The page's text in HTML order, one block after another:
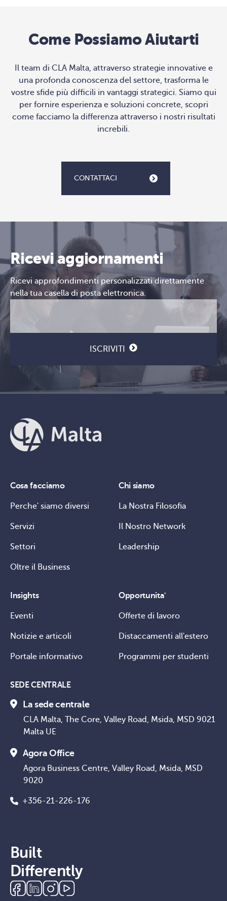
Come Possiamo Aiutarti
Il team di CLA Malta, attraverso strategie innovative e
una profonda conoscenza del settore, trasforma le
vostre sfide più difficili in vantaggi strategici. Siamo qui
per fornire esperienza e soluzioni concrete, scopri
come facciamo la differenza attraverso i nostri risultati
increbili.
CONTATTACI
Ricevi aggiornamenti
Ricevi approfondimenti personalizzati direttamente
nella tua casella di posta elettronica.
ISCRIVITI
Cosa facciamo
Perche' siamo diversi
Servizi
Settori
Oltre il Business
Chi siamo
La Nostra Filosofia
Il Nostro Network
Leadership
Insights
Eventi
Notizie e articoli
Portale informativo
Opportunita'
Offerte di lavoro
Distaccamenti all'estero
Programmi per studenti
SEDE CENTRALE
La sede centrale
CLA Malta, The Core, Valley Road, Msida, MSD 9021
Malta UE
Agora Office
Agora Business Centre, Valley Road, Msida, MSD
9020
+356-21-226-176
Built
Differently